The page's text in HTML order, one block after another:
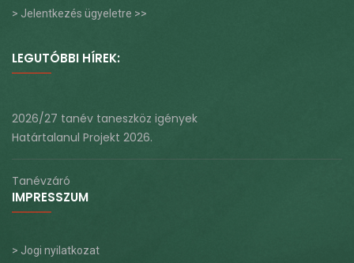
> Jelentkezés ügyeletre >>
LEGUTÓBBI HÍREK:
2026/27 tanév taneszköz igények
Határtalanul Projekt 2026.
Tanévzáró
IMPRESSZUM
> Jogi nyilatkozat